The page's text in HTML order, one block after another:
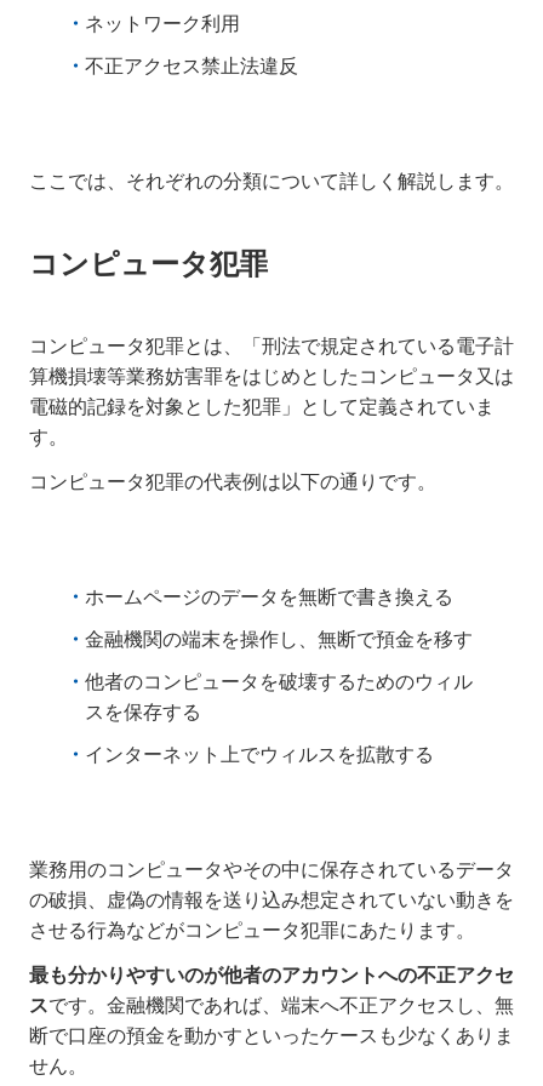
ネットワーク利用
不正アクセス禁止法違反
ここでは、それぞれの分類について詳しく解説します。
コンピュータ犯罪
コンピュータ犯罪とは、「刑法で規定されている電子計
算機損壊等業務妨害罪をはじめとしたコンピュータ又は
電磁的記録を対象とした犯罪」として定義されていま
す。
コンピュータ犯罪の代表例は以下の通りです。
ホームページのデータを無断で書き換える
金融機関の端末を操作し、無断で預金を移す
他者のコンピュータを破壊するためのウィル
スを保存する
インターネット上でウィルスを拡散する
業務用のコンピュータやその中に保存されているデータ
の破損、虚偽の情報を送り込み想定されていない動きを
させる行為などがコンピュータ犯罪にあたります。
最も分かりやすいのが他者のアカウントへの不正アクセ
スです。金融機関であれば、端末へ不正アクセスし、無
断で口座の預金を動かすといったケースも少なくありま
せん。